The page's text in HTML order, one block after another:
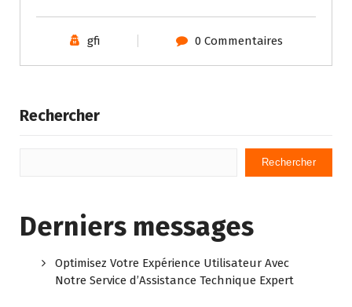
gfi 0 Commentaires
Rechercher
Rechercher
Derniers messages
Optimisez Votre Expérience Utilisateur Avec
Notre Service d’Assistance Technique Expert